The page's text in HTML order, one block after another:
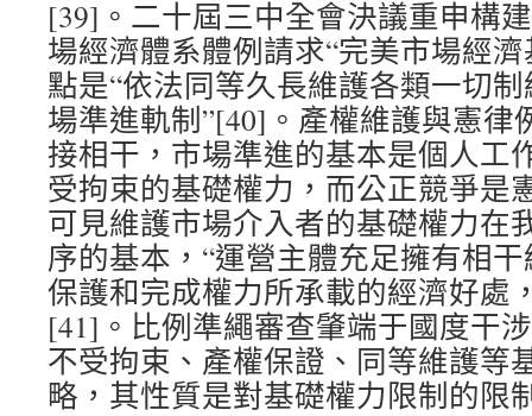
[39]。二十屆三中全會決議重申構
場經濟體系體例請求“完美市場經
點是“依法同等久長維護各類一切
場準進軌制”[40]。產權維護與憲律
接相干，市場準進的基本是個人工
受拘束的基礎權力，而公正競爭是
可見維護市場介入者的基礎權力在
序的基本，“運營主體充足擁有相
保護和完成權力所承載的經濟好處
[41]。比例準繩審查肇端于國度干
不受拘束、產權保證、同等維護等
略，其性質是對基礎權力限制的限